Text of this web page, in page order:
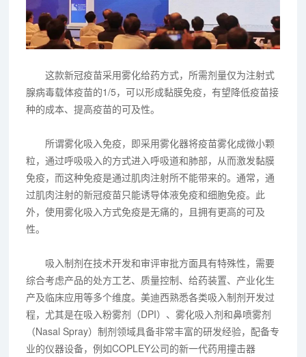
这款新冠疫苗采用雾化给药方式，所需剂量仅为注射式
腺病毒载体疫苗的1/5，可以形成黏膜免疫，有望降低疫苗接
种的成本、提高疫苗的可及性。
所谓雾化吸入免疫，即采用雾化器将疫苗雾化成微小颗
粒，通过呼吸吸入的方式进入呼吸道和肺部，从而激发黏膜
免疫，而这种免疫是通过肌肉注射所不能带来的。通常，通
过肌肉注射的新冠疫苗只能诱导体液免疫和细胞免疫。此
外，使用雾化吸入方式免疫是无痛的，且拥有更高的可及
性。
吸入制剂在技术开发和审评审批方面具有特殊性，需要
综合考虑产品的处方工艺、质量控制、给药装置、产业化生
产及临床应用等多个维度。美迪西熟悉各类吸入制剂开发过
程，尤其是在吸入粉雾剂（DPI）、雾化吸入剂和鼻喷雾剂
（Nasal Spray）制剂领域具备非常丰富的研发经验，配备专
业的仪器设备，例如COPLEY公司的新一代药用撞击器